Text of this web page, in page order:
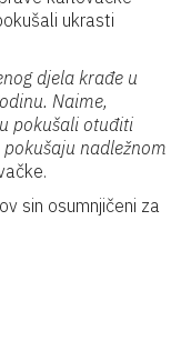
ukrasti
djela krađe u
Naime,
pokušali otuđiti
nadležnom
sin osumnjičeni za